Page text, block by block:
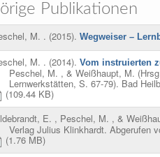
Publikationen
M. . (2015). Wegweiser –
M. . (2014). Vom instruierten
Peschel, M. , & Weißhaupt, M.
Lernwerkstätten, S. 67-79). Bad
(109.44 KB)
E. , Peschel, M. , &
Verlag Julius Klinkhardt. Abgerufen
(1.76 MB)